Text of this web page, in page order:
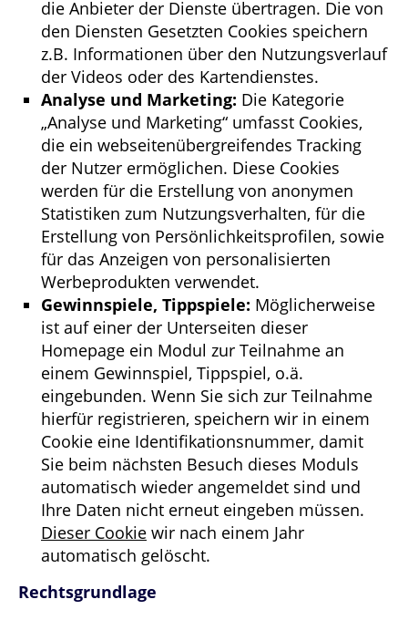
die Anbieter der Dienste übertragen. Die von
den Diensten Gesetzten Cookies speichern
z.B. Informationen über den Nutzungsverlauf
der Videos oder des Kartendienstes.
Analyse und Marketing: Die Kategorie
„Analyse und Marketing“ umfasst Cookies,
die ein webseitenübergreifendes Tracking
der Nutzer ermöglichen. Diese Cookies
werden für die Erstellung von anonymen
Statistiken zum Nutzungsverhalten, für die
Erstellung von Persönlichkeitsprofilen, sowie
für das Anzeigen von personalisierten
Werbeprodukten verwendet.
Gewinnspiele, Tippspiele: Möglicherweise
ist auf einer der Unterseiten dieser
Homepage ein Modul zur Teilnahme an
einem Gewinnspiel, Tippspiel, o.ä.
eingebunden. Wenn Sie sich zur Teilnahme
hierfür registrieren, speichern wir in einem
Cookie eine Identifikationsnummer, damit
Sie beim nächsten Besuch dieses Moduls
automatisch wieder angemeldet sind und
Ihre Daten nicht erneut eingeben müssen.
Dieser Cookie wir nach einem Jahr
automatisch gelöscht.
Rechtsgrundlage